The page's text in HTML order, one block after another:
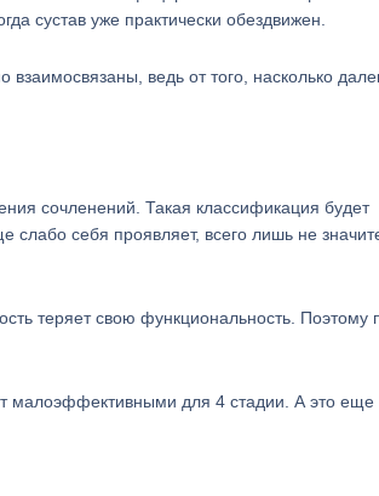
сустав уже практически обездвижен.
ведь от того, насколько
сочленений. Такая классификация будет
слабо себя проявляет, всего лишь не
теряет свою функциональность. Поэтому
малоэффективными для 4 стадии. А это еще